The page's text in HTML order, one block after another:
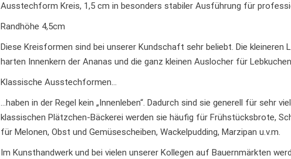
Ausstechform Kreis, 1,5 cm in besonders stabiler Ausführung für
Randhöhe 4,5cm
Diese Kreisformen sind bei unserer Kundschaft sehr beliebt. Die kleineren
harten Innenkern der Ananas und die ganz kleinen Auslocher für
Klassische Ausstechformen…
…haben in der Regel kein „Innenleben“. Dadurch sind sie generell für sehr
klassischen Plätzchen-Bäckerei werden sie häufig für Frühstücksbrote,
für Melonen, Obst und Gemüsescheiben, Wackelpudding, Marzipan u.v.m.
Im Kunsthandwerk und bei vielen unserer Kollegen auf Bauernmärkten